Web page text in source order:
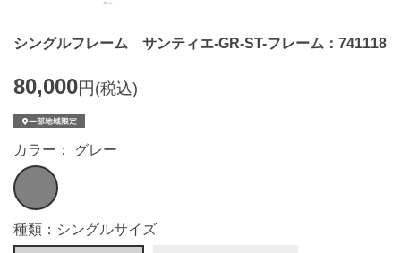
シングルフレーム サンティエ-GR-ST-フレーム：741118
80,000円 (税込)
カラー： グレー
種類：シングルサイズ